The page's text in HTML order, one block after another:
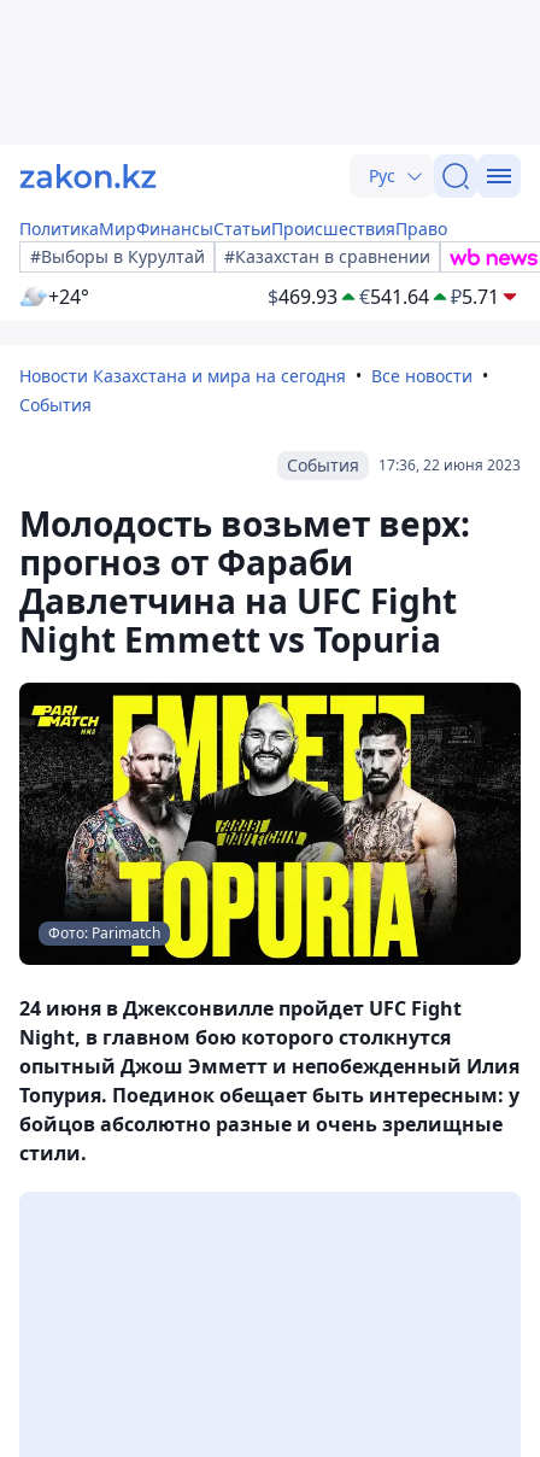
Рус
ПолитикаМирФинансыСтатьиПроисшествияПраво
#Выборы в Курултай
#Казахстан в сравнении
+24° $469.93 €541.64 ₽5.71
Новости Казахстана и мира на сегодня
Все новости
События
17:36, 22 июня 2023
События
Молодость возьмет верх:
прогноз от Фараби
Давлетчина на UFC Fight
Night Emmett vs Topuria
Фото: Parimatch
24 июня в Джексонвилле пройдет UFC Fight
Night, в главном бою которого столкнутся
опытный Джош Эмметт и непобежденный Илия
Топурия. Поединок обещает быть интересным: у
бойцов абсолютно разные и очень зрелищные
стили.